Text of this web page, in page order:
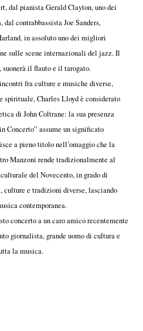
dal pianista Gerald Clayton, uno dei
contrabbassista Joe Sanders,
in assoluto uno dei migliori
sulle scene internazionali del jazz. Il
suonerà il flauto e il tarogato.
fra culture e musiche diverse,
spirituale, Charles Lloyd è considerato
di John Coltrane: la sua presenza
Concerto” assume un significato
a pieno titolo nell’omaggio che la
Manzoni rende tradizionalmente al
del Novecento, in grado di
culture e tradizioni diverse, lasciando
contemporanea.
concerto a un caro amico recentemente
giornalista, grande uomo di cultura e
la musica.